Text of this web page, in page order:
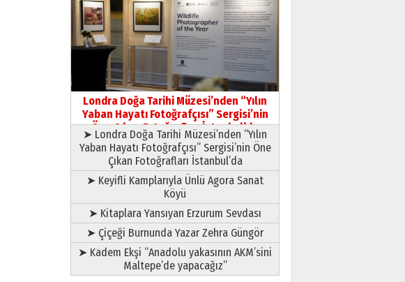
HAVVA’NIN ÜÇ KIZI
09 Temmuz 2026 Perşembe
Yusuf POLAT
Şampiyonluk Sebahattin
Şirin’e yazar
11 Mayıs 2026 Pazartesi
Londra Doğa Tarihi Müzesi’nden “Yılın
Yaban Hayatı Fotoğrafçısı” Sergisi’nin
Öne Çıkan Fotoğrafları İstanbul’da
➤ Londra Doğa Tarihi Müzesi’nden “Yılın
Yaban Hayatı Fotoğrafçısı” Sergisi’nin Öne
Çıkan Fotoğrafları İstanbul’da
➤ Keyifli Kamplarıyla Ünlü Agora Sanat
Köyü
➤ Kitaplara Yansıyan Erzurum Sevdası
➤ Çiçeği Burnunda Yazar Zehra Güngör
➤ Kadem Ekşi “Anadolu yakasının AKM’sini
Maltepe’de yapacağız”